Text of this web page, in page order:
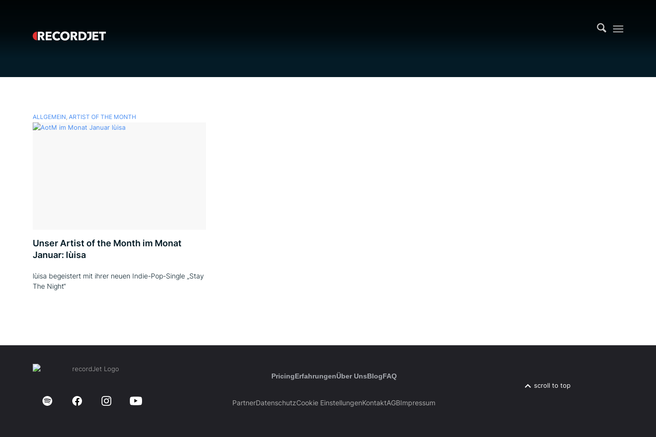
ALLGEMEIN, ARTIST OF THE MONTH
Unser Artist of the Month im Monat
Januar: lùisa
lùisa begeistert mit ihrer neuen Indie-Pop-Single „Stay
The Night“
PricingErfahrungenÜber UnsBlogFAQ
PartnerDatenschutzCookie EinstellungenKontaktAGBImpressum
scroll to top